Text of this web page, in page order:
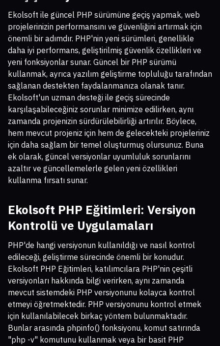
Ekolsoft ile güncel PHP sürümüne geçiş yapmak, web
projelerinizin performansını ve güvenliğini artırmak için
önemli bir adımdır. PHP'nin yeni sürümleri, genellikle
daha iyi performans, geliştirilmiş güvenlik özellikleri ve
yeni fonksiyonlar sunar. Güncel bir PHP sürümü
kullanmak, ayrıca yazılım geliştirme topluluğu tarafından
sağlanan destekten faydalanmanıza olanak tanır.
Ekolsoft'un uzman desteği ile geçiş sürecinde
karşılaşabileceğiniz sorunlar minimize edilirken, aynı
zamanda projenizin sürdürülebilirliği artırılır. Böylece,
hem mevcut projeniz için hem de gelecekteki projeleriniz
için daha sağlam bir temel oluşturmuş olursunuz. Buna
ek olarak, güncel versiyonlar uyumluluk sorunlarını
azaltır ve güncellemelerle gelen yeni özellikleri
kullanma fırsatı sunar.
Ekolsoft PHP Eğitimleri: Versiyon
Kontrolü ve Uygulamaları
PHP'de hangi versiyonun kullanıldığı ve nasıl kontrol
edileceği, geliştirme sürecinde önemli bir konudur.
Ekolsoft PHP Eğitimleri, katılımcılara PHP'nin çeşitli
versiyonları hakkında bilgi verirken, aynı zamanda
mevcut sistemdeki PHP versiyonunu kolayca kontrol
etmeyi öğretmektedir. PHP versiyonunu kontrol etmek
için kullanılabilecek birkaç yöntem bulunmaktadır.
Bunlar arasında phpinfo() fonksiyonu, komut satırında
"php -v" komutunu kullanmak veya bir basit PHP